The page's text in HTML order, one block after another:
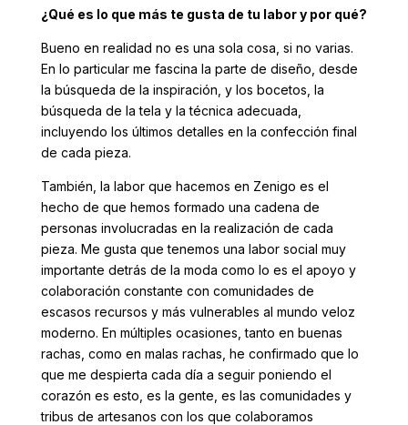
¿Qué es lo que más te gusta de tu labor y por qué?
Bueno en realidad no es una sola cosa, si no varias.
En lo particular me fascina la parte de diseño, desde
la búsqueda de la inspiración, y los bocetos, la
búsqueda de la tela y la técnica adecuada,
incluyendo los últimos detalles en la confección final
de cada pieza.
También, la labor que hacemos en Zenigo es el
hecho de que hemos formado una cadena de
personas involucradas en la realización de cada
pieza. Me gusta que tenemos una labor social muy
importante detrás de la moda como lo es el apoyo y
colaboración constante con comunidades de
escasos recursos y más vulnerables al mundo veloz
moderno. En múltiples ocasiones, tanto en buenas
rachas, como en malas rachas, he confirmado que lo
que me despierta cada día a seguir poniendo el
corazón es esto, es la gente, es las comunidades y
tribus de artesanos con los que colaboramos